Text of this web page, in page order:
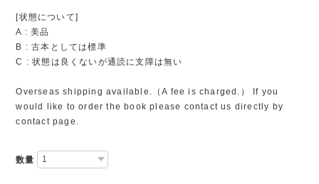
[状態について]
A : 美品
B : 古本としては標準
C : 状態は良くないが通読に支障は無い
Overseas shipping available.（A fee is charged.） If you
would like to order the book please contact us directly by
contact page.
数量